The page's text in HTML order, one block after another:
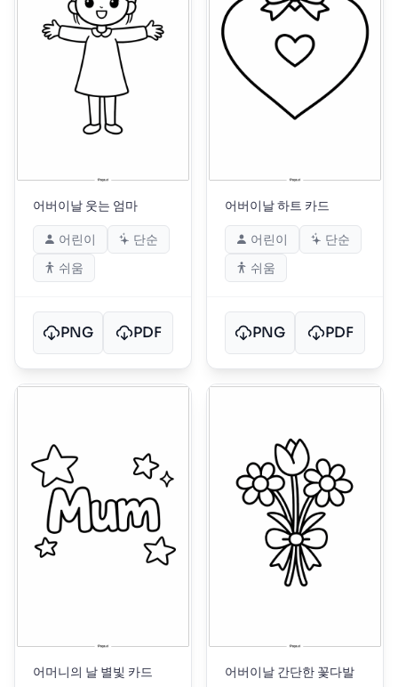
어버이날 웃는 엄마
어린이
단순
쉬움
PNG PDF
어버이날 하트 카드
어린이
단순
쉬움
PNG PDF
어머니의 날 별빛 카드 어버이날 간단한 꽃다발